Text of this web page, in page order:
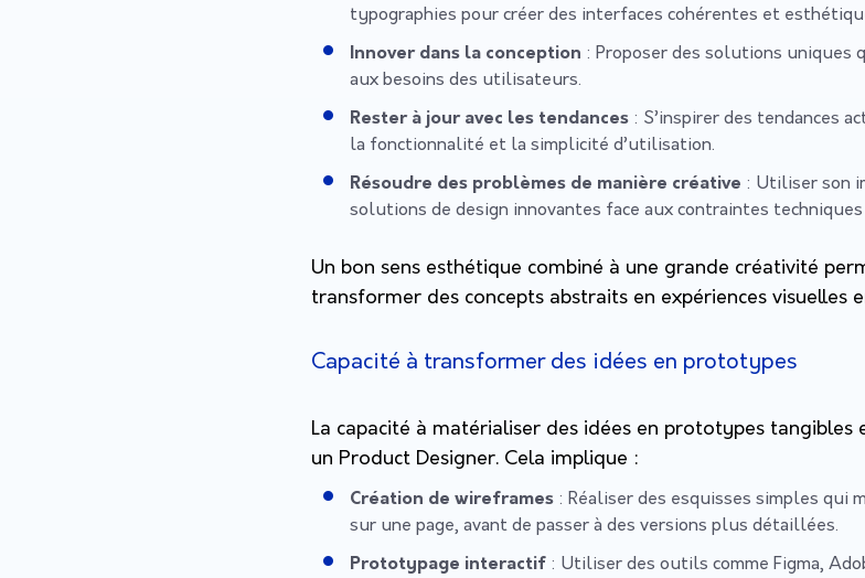
typographies pour créer des interfaces cohérentes et
Innover dans la conception : Proposer des solutions uniques
aux besoins des utilisateurs.
Rester à jour avec les tendances : S’inspirer des tendances
la fonctionnalité et la simplicité d’utilisation.
Résoudre des problèmes de manière créative : Utiliser son
solutions de design innovantes face aux contraintes
Un bon sens esthétique combiné à une grande créativité
transformer des concepts abstraits en expériences visuelles
Capacité à transformer des idées en prototypes
La capacité à matérialiser des idées en prototypes tangibles
un Product Designer. Cela implique :
Création de wireframes : Réaliser des esquisses simples qui
sur une page, avant de passer à des versions plus détaillées.
Prototypage interactif : Utiliser des outils comme Figma,